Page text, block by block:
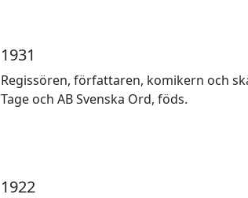
1931
Regissören, författaren, komikern och
Tage och AB Svenska Ord, föds.
1922